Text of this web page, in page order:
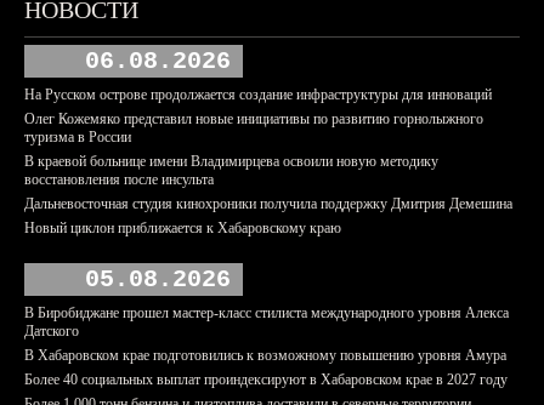
НОВОСТИ
06.08.2026
На Русском острове продолжается создание инфраструктуры для инноваций
Олег Кожемяко представил новые инициативы по развитию горнолыжного
туризма в России
В краевой больнице имени Владимирцева освоили новую методику
восстановления после инсульта
Дальневосточная студия кинохроники получила поддержку Дмитрия Демешина
Новый циклон приближается к Хабаровскому краю
05.08.2026
В Биробиджане прошел мастер-класс стилиста международного уровня Алекса
Датского
В Хабаровском крае подготовились к возможному повышению уровня Амура
Более 40 социальных выплат проиндексируют в Хабаровском крае в 2027 году